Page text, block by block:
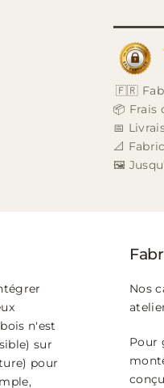
🇫🇷
📦 Frais
📅
📐
🖼️
n'est
sur
pour
Nos
Pour